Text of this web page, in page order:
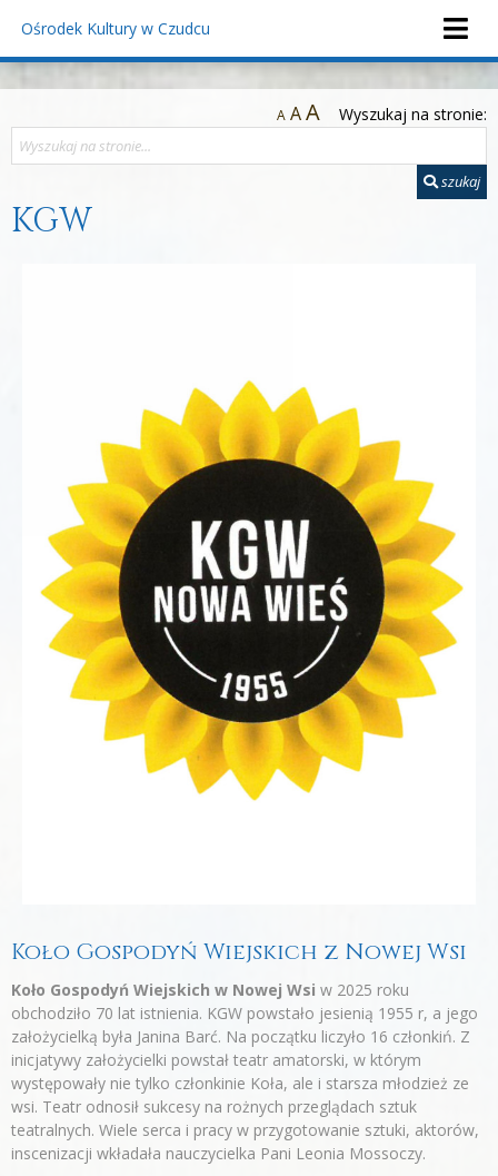
Ośrodek Kultury w Czudcu
A AA Wyszukaj na stronie:
szukaj
KGW
Koło Gospodyń Wiejskich z Nowej Wsi
Koło Gospodyń Wiejskich w Nowej Wsi w 2025 roku
obchodziło 70 lat istnienia. KGW powstało jesienią 1955 r, a jego
założycielką była Janina Barć. Na początku liczyło 16 członkiń. Z
inicjatywy założycielki powstał teatr amatorski, w którym
występowały nie tylko członkinie Koła, ale i starsza młodzież ze
wsi. Teatr odnosił sukcesy na rożnych przeglądach sztuk
teatralnych. Wiele serca i pracy w przygotowanie sztuki, aktorów,
inscenizacji wkładała nauczycielka Pani Leonia Mossoczy.